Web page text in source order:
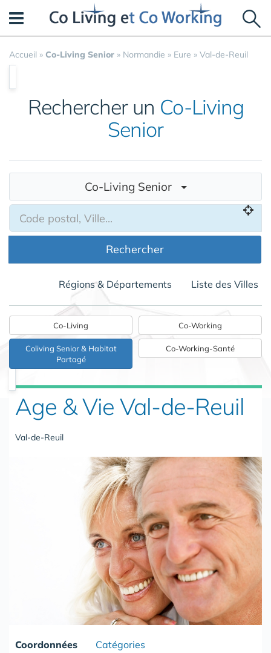
Accueil » Co-Living Senior » Normandie » Eure » Val-de-Reuil
Rechercher un Co-Living
Senior
Co-Living Senior
Rechercher
Régions & Départements Liste des Villes
Co-Living
Coliving Senior & Habitat
Partagé
Co-Working
Co-Working-Santé
Age & Vie Val-de-Reuil
Val-de-Reuil
Coordonnées Catégories
Panneau de gestion des cookies